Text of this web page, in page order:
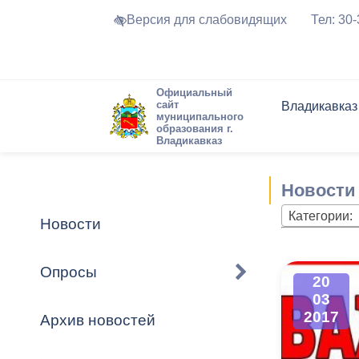
Версия для слабовидящих Тел:
Официальный
сайт
муниципального
образования г.
Владикавказ
Владикавказ
Устав города
Города-
городского
Торги и
Формы
Обратная
Комиссии
График
Новостная
Актуально
Новости
Опросы
Архив новостей
Новости
Категории:
20
03
2017